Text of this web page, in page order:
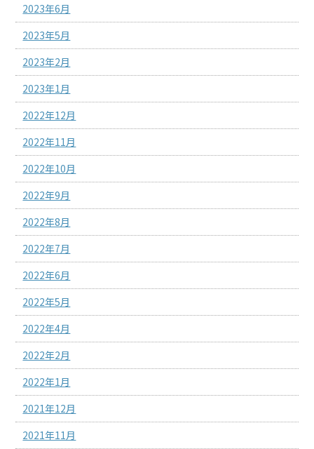
2023年6月
2023年5月
2023年2月
2023年1月
2022年12月
2022年11月
2022年10月
2022年9月
2022年8月
2022年7月
2022年6月
2022年5月
2022年4月
2022年2月
2022年1月
2021年12月
2021年11月